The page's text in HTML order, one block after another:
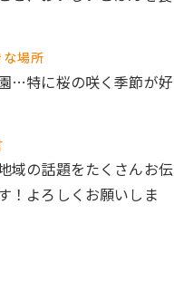
な場所
…特に桜の咲く季節が好
域の話題をたくさんお伝
！よろしくお願いしま